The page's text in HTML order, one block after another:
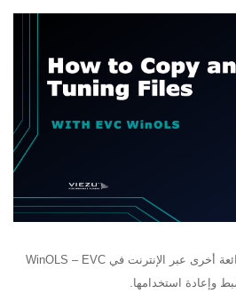
تم إطلاق دورة تدريبية جديدة رائعة أخرى عبر الإنترنت في WinOLS – EVC